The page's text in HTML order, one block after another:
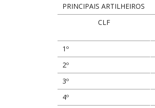
PRINCIPAIS ARTILHEIROS
CLF
1º
2º
3º
4º